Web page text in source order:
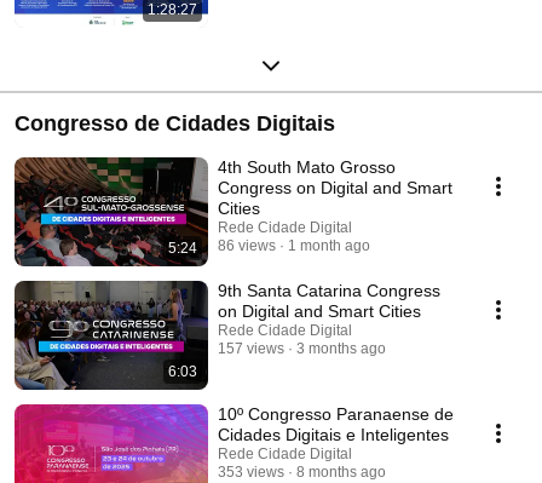
1:28:27
Congresso de Cidades Digitais
5:24
4th South Mato Grosso
Congress on Digital and Smart
Cities
Rede Cidade Digital
86 views
1 month ago
6:03
9th Santa Catarina Congress
on Digital and Smart Cities
Rede Cidade Digital
157 views
3 months ago
10º Congresso Paranaense de
Cidades Digitais e Inteligentes
Rede Cidade Digital
353 views
8 months ago